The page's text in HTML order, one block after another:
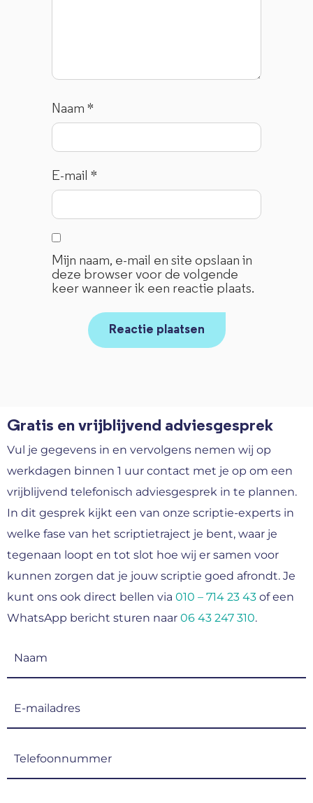
Naam*
E-mail*
Mijn naam, e-mail en site opslaan in
deze browser voor de volgende
keer wanneer ik een reactie plaats.
Gratis en vrijblijvend adviesgesprek
Vul je gegevens in en vervolgens nemen wij op
werkdagen binnen 1 uur contact met je op om een
vrijblijvend telefonisch adviesgesprek in te plannen.
In dit gesprek kijkt een van onze scriptie-experts in
welke fase van het scriptietraject je bent, waar je
tegenaan loopt en tot slot hoe wij er samen voor
kunnen zorgen dat je jouw scriptie goed afrondt. Je
kunt ons ook direct bellen via 010 – 714 23 43 of een
WhatsApp bericht sturen naar 06 43 247 310.